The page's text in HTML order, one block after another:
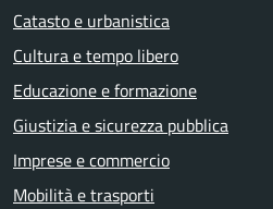
Catasto e urbanistica
Cultura e tempo libero
Educazione e formazione
Giustizia e sicurezza pubblica
Imprese e commercio
Mobilità e trasporti